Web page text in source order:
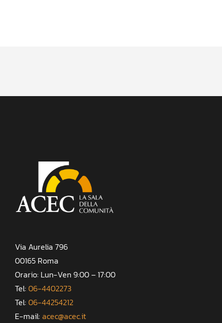
Via Aurelia 796
00165 Roma
Orario: Lun-Ven 9:00 – 17:00
Tel: 06-4402273
Tel: 06-44254212
E-mail: acec@acec.it